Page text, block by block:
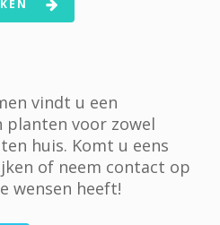
vindt u een
planten voor zowel
huis. Komt u eens
of neem contact op
wensen heeft!